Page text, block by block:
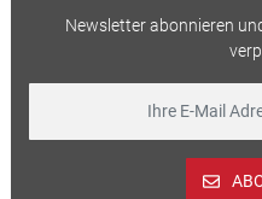
Newsletter abonnieren